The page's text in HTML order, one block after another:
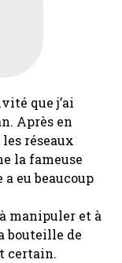
que j’ai
Après en
réseaux
la fameuse
a eu beaucoup
manipuler et à
bouteille de
certain.